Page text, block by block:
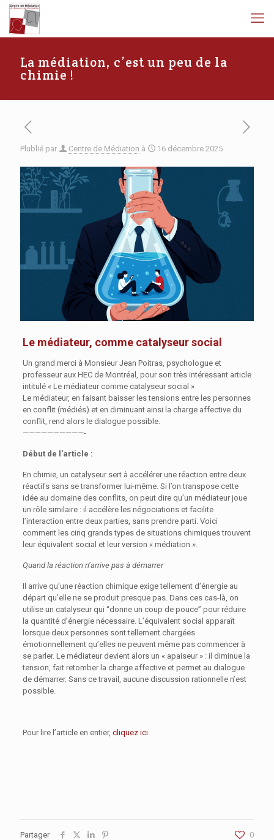
La médiation, c’est un peu de la
chimie !
Plublié par Centre de Médiation à 16 décembre 2025
Le médiateur, comme catalyseur social
Un grand merci à Monsieur Jean Poitras, psychologue et
professeur aux HEC de Montréal, pour son très intéressant article
intitulé « Le médiateur comme catalyseur social »
Le médiateur, en faisant baisser les tensions entre les personnes
en conflit (médiés) et en diminuant ainsi la charge affective du
conflit, rend alors le dialogue possible.
——————————-
Début de l’article :
En chimie, un catalyseur sert à accélérer une réaction entre deux
réactifs sans se transformer lui-même. Si l’on transpose cette
idée au domaine des conflits, on peut dire qu’un médiateur joue
un rôle similaire : il accélère les négociations et facilite
l’interaction entre deux parties, sans prendre parti. Voici
comment les cinq grands types de situations chimiques trouvent
leur équivalent social et leur version « médiation ».
Quand la réaction n’arrive pas à démarrer
Il arrive qu’une réaction chimique exige tellement d’énergie au
départ qu’elle ne se produit presque pas. Dans ces cas-là, on
utilise un catalyseur qui “donne un coup de pouce” pour réduire
la quantité d’énergie nécessaire. L’équivalent social apparaît
lorsque deux personnes sont tellement chargées
émotionnellement qu’elles ne peuvent même pas commencer à
se parler. Le médiateur devient alors un « apaiseur » : il diminue la
tension, fait retomber la charge affective et permet au dialogue
de démarrer. Sans ce travail, aucune discussion rationnelle n’est
possible.
Pour lire l’article en entier, cliquez ici.
Partager 0